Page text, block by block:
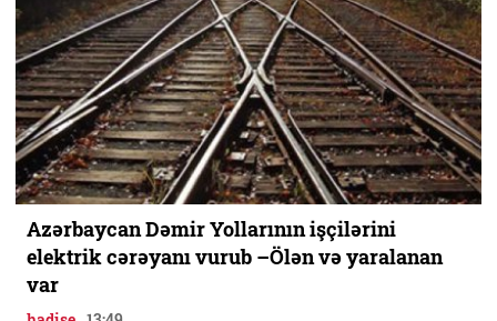
Azərbaycan Dəmir Yollarının işçilərini
elektrik cərəyanı vurub –Ölən və yaralanan
var